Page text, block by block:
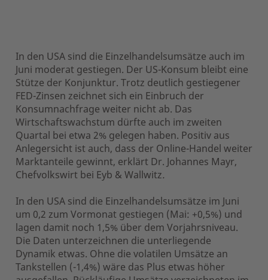
In den USA sind die Einzelhandelsumsätze auch im
Juni moderat gestiegen. Der US-Konsum bleibt eine
Stütze der Konjunktur. Trotz deutlich gestiegener
FED-Zinsen zeichnet sich ein Einbruch der
Konsumnachfrage weiter nicht ab. Das
Wirtschaftswachstum dürfte auch im zweiten
Quartal bei etwa 2% gelegen haben. Positiv aus
Anlegersicht ist auch, dass der Online-Handel weiter
Marktanteile gewinnt, erklärt Dr. Johannes Mayr,
Chefvolkswirt bei Eyb & Wallwitz.
In den USA sind die Einzelhandelsumsätze im Juni
um 0,2 zum Vormonat gestiegen (Mai: +0,5%) und
lagen damit noch 1,5% über dem Vorjahrsniveau.
Die Daten unterzeichnen die unterliegende
Dynamik etwas. Ohne die volatilen Umsätze an
Tankstellen (-1,4%) wäre das Plus etwas höher